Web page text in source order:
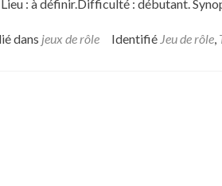
: à définir.Difficulté : débutant.
dans jeux de rôle Identifié Jeu de rôle,